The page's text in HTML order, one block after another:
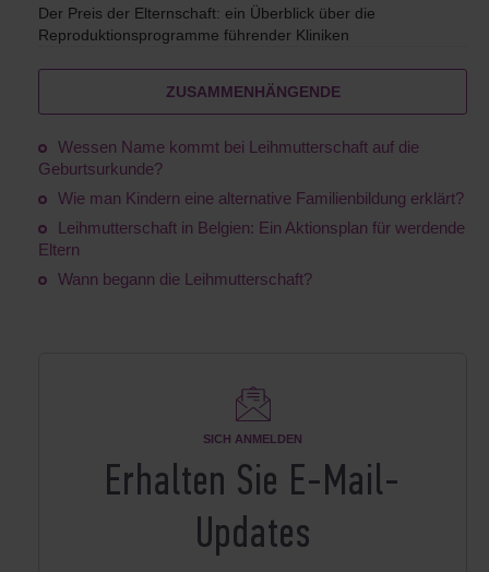
Der Preis der Elternschaft: ein Überblick über die
Reproduktionsprogramme führender Kliniken
ZUSAMMENHÄNGENDE
Wessen Name kommt bei Leihmutterschaft auf die
Geburtsurkunde?
Wie man Kindern eine alternative Familienbildung erklärt?
Leihmutterschaft in Belgien: Ein Aktionsplan für werdende
Eltern
Wann begann die Leihmutterschaft?
SICH ANMELDEN
Erhalten Sie E-Mail-
Updates